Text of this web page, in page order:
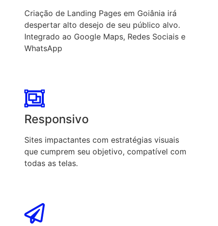
Criação de Landing Pages em Goiânia irá
despertar alto desejo de seu público alvo.
Integrado ao Google Maps, Redes Sociais e
WhatsApp
Responsivo
Sites impactantes com estratégias visuais
que cumprem seu objetivo, compatível com
todas as telas.